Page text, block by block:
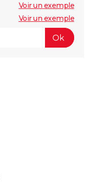
Voir un exemple
Voir un exemple